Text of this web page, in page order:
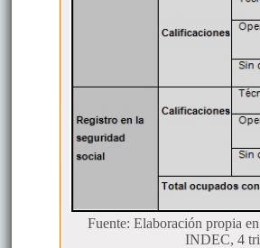
Fuente: Elaboración propia
INDEC, 4